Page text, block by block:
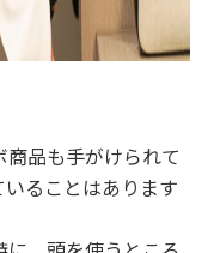
商品も手がけられて
ることはあります